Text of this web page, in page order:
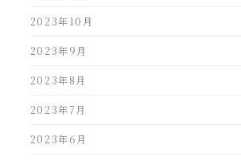
2023年10月
2023年9月
2023年8月
2023年7月
2023年6月